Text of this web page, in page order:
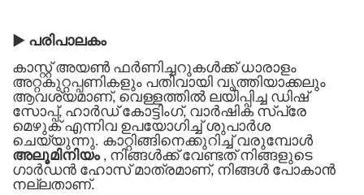
▶ പരിപാലകം
കാസ്റ്റ് അയൺ ഫർണിച്ചറുകൾക്ക് ധാരാളം
അറ്റകുറ്റപ്പണികളും പതിവായി വൃത്തിയാക്കലും
ആവശ്യമാണ്, വെള്ളത്തിൽ ലയിപ്പിച്ച ഡിഷ്
സോപ്പ്, ഹാർഡ് കോട്ടിംഗ്, വാർഷിക സ്പ്രേ
മെഴുക് എന്നിവ ഉപയോഗിച്ച് ശുപാർശ
ചെയ്യുന്നു. കാറ്റിങ്ങിനെക്കുറിച്ച് വരുമ്പോൾ
അലൂമിനിയം , നിങ്ങൾക്ക് വേണ്ടത് നിങ്ങളുടെ
ഗാർഡൻ ഹോസ് മാത്രമാണ്, നിങ്ങൾ പോകാൻ
നല്ലതാണ്.